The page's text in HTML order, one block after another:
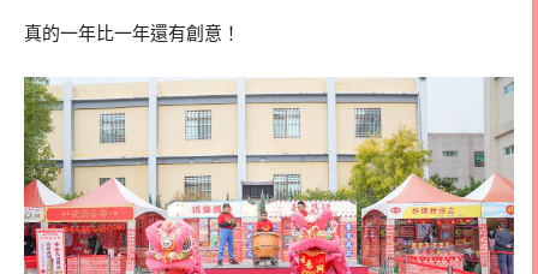
真的一年比一年還有創意！